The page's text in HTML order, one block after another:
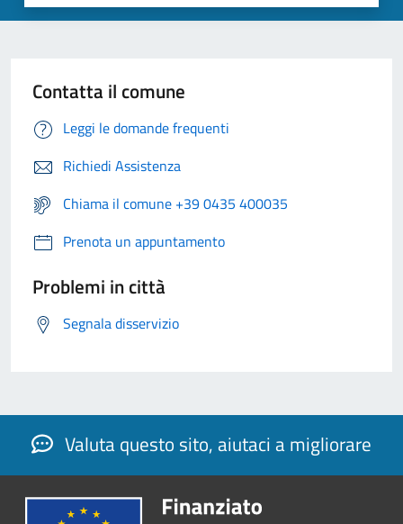
Contatta il comune
Leggi le domande frequenti
Richiedi Assistenza
Chiama il comune +39 0435 400035
Prenota un appuntamento
Problemi in città
Segnala disservizio
Valuta questo sito, aiutaci a migliorare